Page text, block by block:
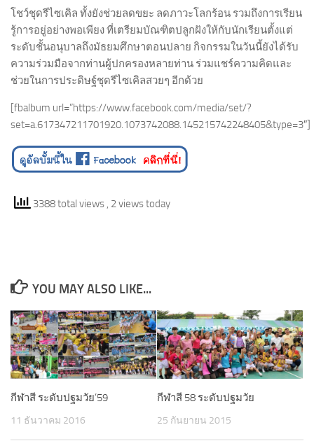
โชว์ชุดรีไซเคิล ทั้งยังช่วยลดขยะ ลดภาวะโลกร้อน รวมถึงการเรียน
รู้การอยู่อย่างพอเพียง ที่เตรียมบัณฑิตปลูกฝังให้กับนักเรียนตั้งแต่
ระดับชั้นอนุบาลถึงมัธยมศึกษาตอนปลาย กิจกรรมในวันนี้ยังได้รับ
ความร่วมมือจากท่านผู้ปกครองหลายท่าน ร่วมแชร์ความคิดและ
ช่วยในการประดิษฐ์ชุดรีไซเคิลสวยๆ อีกด้วย
[fbalbum url=”https://www.facebook.com/media/set/?
set=a.617347211701920.1073742088.145215742248405&type=3″]
3388 total views , 2 views today
YOU MAY ALSO LIKE...
กีฬาสี ระดับปฐมวัย’59
11 ธันวาคม 2016
กีฬาสี 58 ระดับปฐมวัย
25 กันยายน 2015